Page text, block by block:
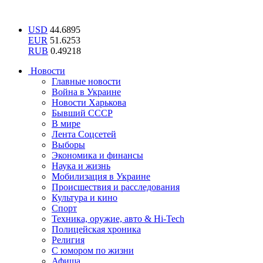
USD 44.6895
EUR 51.6253
RUB 0.49218
Новости
Главные новости
Война в Украине
Новости Харькова
Бывший СССР
В мире
Лента Соцсетей
Выборы
Экономика и финансы
Наука и жизнь
Мобилизация в Украине
Происшествия и расследования
Культура и кино
Спорт
Техника, оружие, авто & Hi-Tech
Полицейская хроника
Религия
С юмором по жизни
Афиша